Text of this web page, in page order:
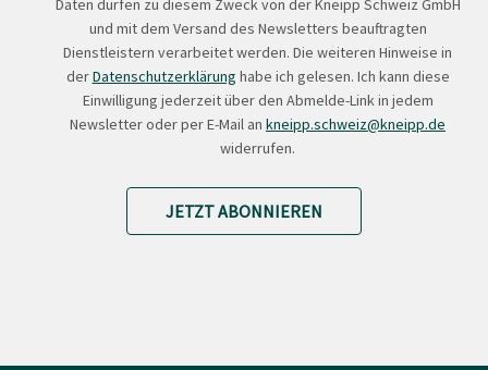
Daten dürfen zu diesem Zweck von der Kneipp Schweiz GmbH
und mit dem Versand des Newsletters beauftragten
Dienstleistern verarbeitet werden. Die weiteren Hinweise in
derDatenschutzerklärung habe ich gelesen. Ich kann diese
Einwilligung jederzeit über den Abmelde-Link in jedem
Newsletter oder per E-Mail an kneipp.schweiz@kneipp.de
widerrufen.
JETZT ABONNIEREN